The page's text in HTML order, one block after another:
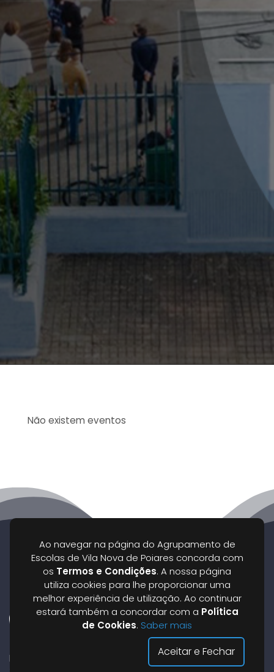
Não existem eventos
Rua Capitão Salgueiro Maia, n.º 2
Ao navegar na página do Agrupamento de
Escolas de Vila Nova de Poiares concorda com
os Termos e Condições. A nossa página
utiliza cookies para lhe proporcionar uma
melhor experiência de utilização. Ao continuar
estará também a concordar com a Política
de Cookies. Saber mais
Aceitar e Fechar